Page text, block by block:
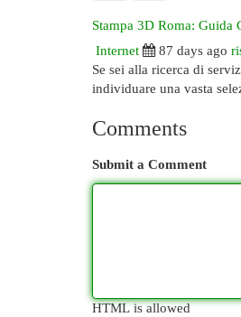
Stampa 3D Roma: Guida
Internet
87 days ago
Se sei alla ricerca di
individuare una vasta
Comments
Submit a Comment
HTML is allowed